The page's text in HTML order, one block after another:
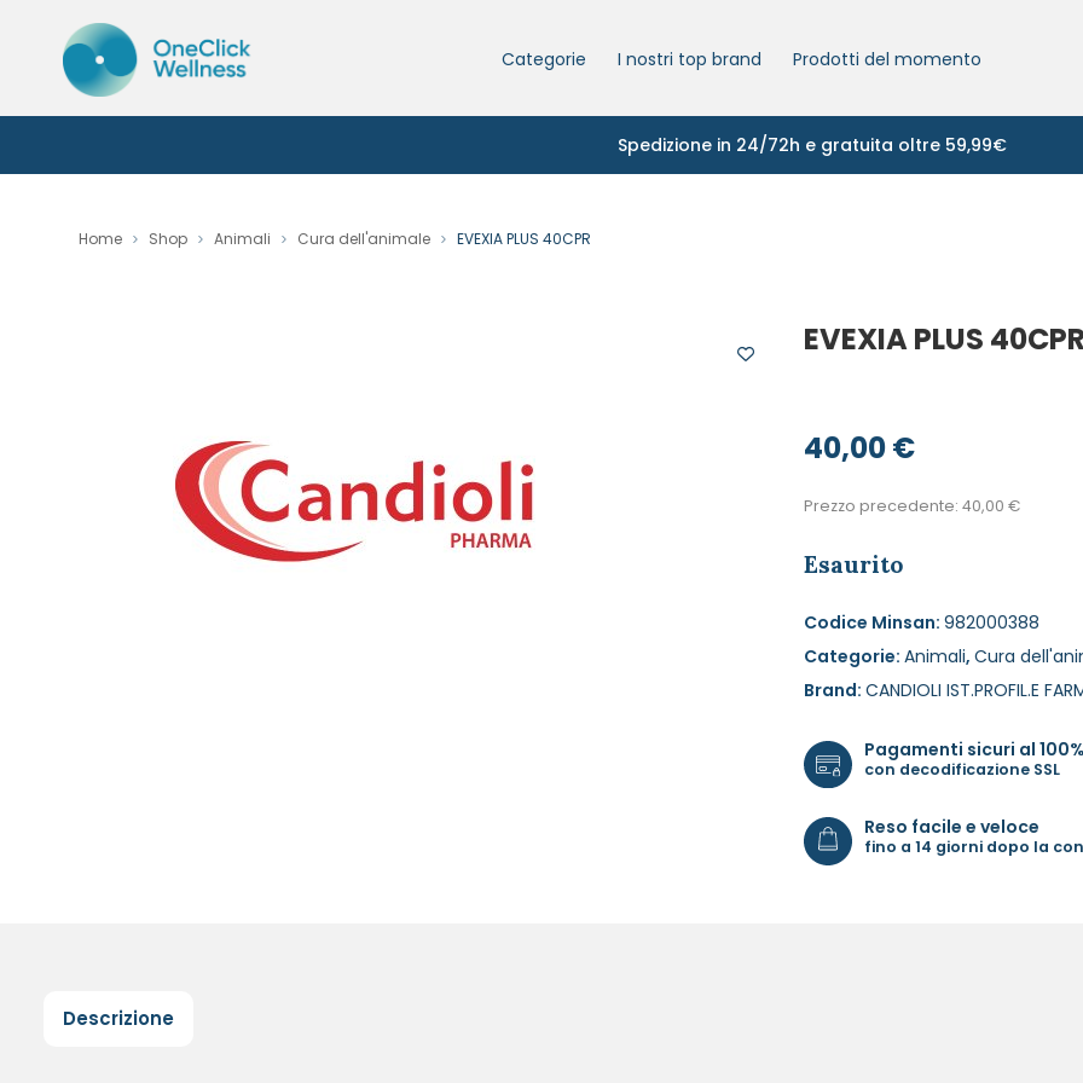
Categorie I nostri top brand Prodotti del momento
Spedizione in 24/72h e gratuita oltre 59,99€
Home Shop Animali Cura dell'animale EVEXIA PLUS 40CPR
EVEXIA PLUS 40CPR
40,00€
Prezzo precedente: 40,00 €
Esaurito
Codice Minsan: 982000388
Categorie: Animali, Cura
Brand: CANDIOLI IST.PROFIL.E
Pagamenti sicuri al 100%
con decodificazione SSL
Reso facile e veloce
fino a 14 giorni dopo la
Descrizione